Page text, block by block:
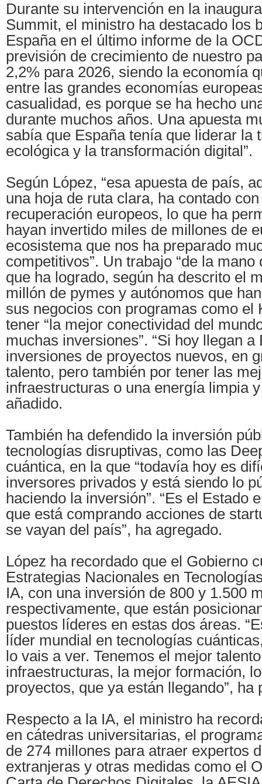
Durante su intervención en la
Summit, el ministro ha destacado los
España en el último informe de la
previsión de crecimiento de nuestro
2,2% para 2026, siendo la economía
entre las grandes economías
casualidad, es porque se ha hecho
durante muchos años. Una apuesta
sabía que España tenía que liderar la
ecológica y la transformación digital”.
Según López, “esa apuesta de país,
una hoja de ruta clara, ha contado
recuperación europeos, lo que ha
hayan invertido miles de millones de
ecosistema que nos ha preparado
competitivos”. Un trabajo “de la mano
que ha logrado, según ha descrito el
millón de pymes y autónomos que
sus negocios con programas como el
tener “la mejor conectividad del
muchas inversiones”. “Si hoy llegan a
inversiones de proyectos nuevos, en
talento, pero también por tener las
infraestructuras o una energía limpia y
añadido.
También ha defendido la inversión
tecnologías disruptivas, como las
cuántica, en la que “todavía hoy es
inversores privados y está siendo lo
haciendo la inversión”. “Es el Estado
que está comprando acciones de
se vayan del país”, ha agregado.
López ha recordado que el Gobierno
Estrategias Nacionales en
IA, con una inversión de 800 y 1.500
respectivamente, que están
puestos líderes en estas dos áreas.
líder mundial en tecnologías
lo vais a ver. Tenemos el mejor
infraestructuras, la mejor formación,
proyectos, que ya están llegando”, ha
Respecto a la IA, el ministro ha
en cátedras universitarias, el
de 274 millones para atraer expertos
extranjeras y otras medidas como el